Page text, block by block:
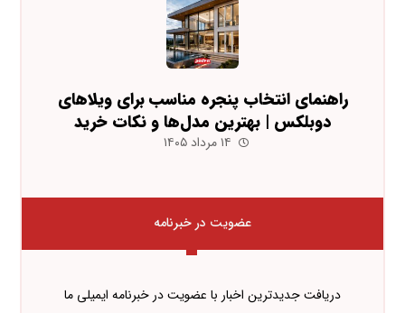
راهنمای انتخاب پنجره مناسب برای ویلاهای
دوبلکس | بهترین مدل‌ها و نکات خرید
۱۴ مرداد ۱۴۰۵
عضویت در خبرنامه
دریافت جدیدترین اخبار با عضویت در خبرنامه ایمیلی ما